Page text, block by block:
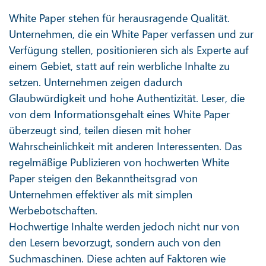
White Paper stehen für herausragende Qualität.
Unternehmen, die ein White Paper verfassen und zur
Verfügung stellen, positionieren sich als Experte auf
einem Gebiet, statt auf rein werbliche Inhalte zu
setzen. Unternehmen zeigen dadurch
Glaubwürdigkeit und hohe Authentizität. Leser, die
von dem Informationsgehalt eines White Paper
überzeugt sind, teilen diesen mit hoher
Wahrscheinlichkeit mit anderen Interessenten. Das
regelmäßige Publizieren von hochwerten White
Paper steigen den Bekanntheitsgrad von
Unternehmen effektiver als mit simplen
Werbebotschaften.
Hochwertige Inhalte werden jedoch nicht nur von
den Lesern bevorzugt, sondern auch von den
Suchmaschinen. Diese achten auf Faktoren wie